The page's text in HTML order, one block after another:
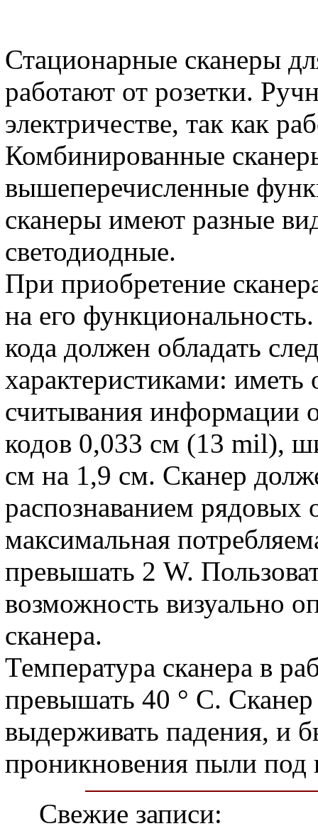
Стационарные сканеры
работают от розетки.
электричестве, так как
Комбинированные
вышеперечисленные
сканеры имеют разные
светодиодные.
При приобретение
на его
кода должен обладать
характеристиками: иметь
считывания информации
кодов 0,033 см (13 mil),
см на 1,9 см. Сканер
распознаванием рядовых
максимальная
превышать 2 W.
возможность визуально
сканера.
Температура сканера в
превышать 40 ° C.
выдерживать падения, и
проникновения пыли под
Свежие записи: